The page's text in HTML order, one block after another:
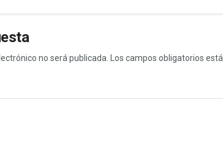
no será publicada. Los campos obligatorios